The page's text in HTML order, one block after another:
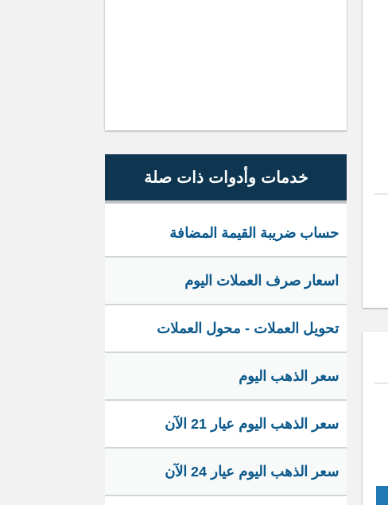
خدمات وأدوات ذات صلة
حساب ضريبة القيمة المضافة
اسعار صرف العملات اليوم
تحويل العملات - محول العملات
سعر الذهب اليوم
سعر الذهب اليوم عيار 21 الآن
سعر الذهب اليوم عيار 24 الآن